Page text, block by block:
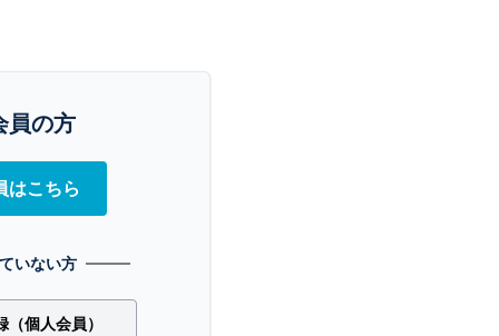
員の方
はこちら
いない方
個人会員）